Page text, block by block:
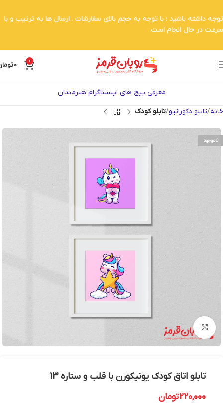
0
0
معرفی پیج های اینستاگرام هنرمندان
خانه تابلو دکوراتیو تابلو کودک
ناموجود
بزرگنمایی تصویر
تابلو اتاق کودک یونیکورن با قلب و ستاره 13
220,000تومان
توجه داشته باشید : با توجه به حجم بالای سفارشات . ارسال ها به ترتیب و با
سرعت در حال انجام است.